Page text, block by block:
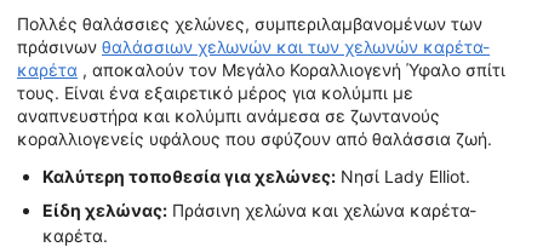
Πολλές θαλάσσιες χελώνες, συμπεριλαμβανομένων των
πράσινων θαλάσσιων χελωνών και των χελωνών καρέτα-
καρέτα , αποκαλούν τον Μεγάλο Κοραλλιογενή Ύφαλο σπίτι
τους. Είναι ένα εξαιρετικό μέρος για κολύμπι με
αναπνευστήρα και κολύμπι ανάμεσα σε ζωντανούς
κοραλλιογενείς υφάλους που σφύζουν από θαλάσσια ζωή.
Καλύτερη τοποθεσία για χελώνες: Νησί Lady Elliot.
Είδη χελώνας: Πράσινη χελώνα και χελώνα καρέτα-
καρέτα.